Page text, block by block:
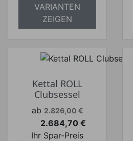
VARIANTEN
ZEIGEN
Kettal ROLL
Clubsessel
Verkaufspreis
ab 2.826,00 €
Preis
2.684,70 €
Ihr Spar-Preis